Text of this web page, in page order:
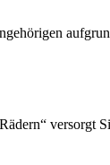
versorgt